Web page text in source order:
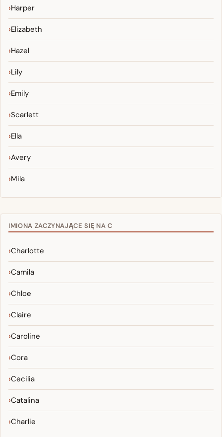
Harper
Elizabeth
Hazel
Lily
Emily
Scarlett
Ella
Avery
Mila
IMIONA ZACZYNAJĄCE SIĘ NA C
Charlotte
Camila
Chloe
Claire
Caroline
Cora
Cecilia
Catalina
Charlie